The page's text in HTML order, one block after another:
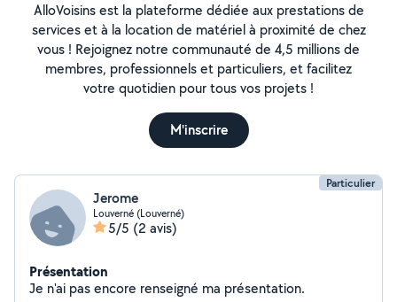
AlloVoisins est la plateforme dédiée aux prestations de
services et à la location de matériel à proximité de chez
vous ! Rejoignez notre communauté de 4,5 millions de
membres, professionnels et particuliers, et facilitez
votre quotidien pour tous vos projets !
M'inscrire
Particulier
Jerome
Louverné (Louverné)
5/5 (2 avis)
Présentation
Je n'ai pas encore renseigné ma présentation.